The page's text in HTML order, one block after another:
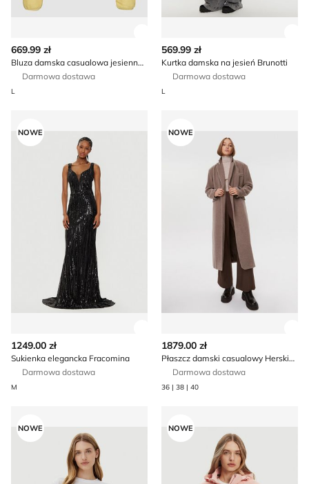
669.99 zł
Bluza damska casualowa jesienna Marmot
Darmowa dostawa
L
569.99 zł
Kurtka damska na jesień Brunotti
Darmowa dostawa
L
NOWE
1249.00 zł
Sukienka elegancka Fracomina
Darmowa dostawa
M
NOWE
1879.00 zł
Płaszcz damski casualowy Herskind
Darmowa dostawa
36 | 38 | 40
NOWE NOWE